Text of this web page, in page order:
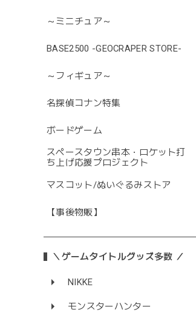
～ミニチュア～
BASE2500 -GEOCRAPER STORE-
～フィギュア～
名探偵コナン特集
ボードゲーム
スペースタウン串本・ロケット打
ち上げ応援プロジェクト
マスコット/ぬいぐるみストア
【事後物販】
＼ゲームタイトルグッズ多数 ／
NIKKE
モンスターハンター